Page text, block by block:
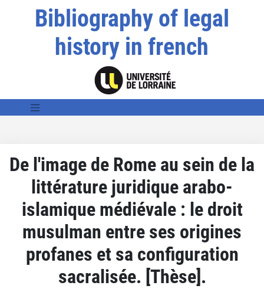
Bibliography of legal
history in french
De l'image de Rome au sein de la
littérature juridique arabo-
islamique médiévale : le droit
musulman entre ses origines
profanes et sa configuration
sacralisée. [Thèse].